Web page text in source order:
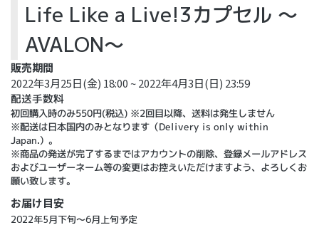
Life Like a Live!3カプセル ～
AVALON～
販売期間
2022年3月25日(金) 18:00 ~ 2022年4月3日(日) 23:59
配送手数料
初回購入時のみ550円(税込) ※2回目以降、送料は発生しません
※配送は日本国内のみとなります（Delivery is only within
Japan.）。
※商品の発送が完了するまではアカウントの削除、登録メールアドレス
およびユーザーネーム等の変更はお控えいただけますよう、よろしくお
願い致します。
お届け目安
2022年5月下旬～6月上旬予定